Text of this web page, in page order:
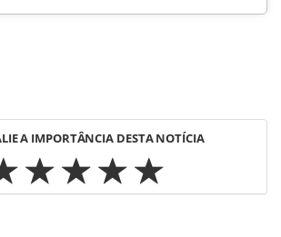
A IMPORTÂNCIA DESTA NOTÍCIA